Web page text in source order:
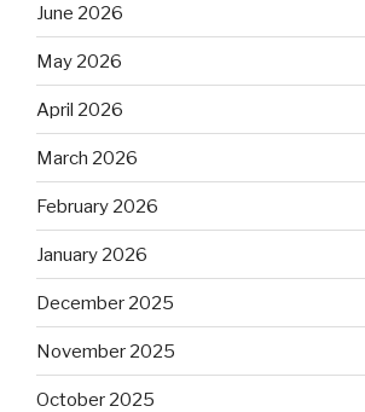
June 2026
May 2026
April 2026
March 2026
February 2026
January 2026
December 2025
November 2025
October 2025